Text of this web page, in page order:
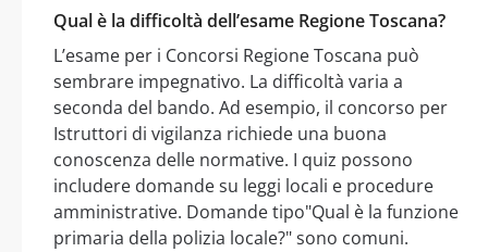
Qual è la difficoltà dell’esame Regione Toscana?
L’esame per i Concorsi Regione Toscana può
sembrare impegnativo. La difficoltà varia a
seconda del bando. Ad esempio, il concorso per
Istruttori di vigilanza richiede una buona
conoscenza delle normative. I quiz possono
includere domande su leggi locali e procedure
amministrative. Domande tipo"Qual è la funzione
primaria della polizia locale?" sono comuni.